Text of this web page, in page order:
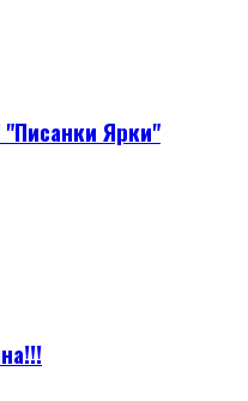
"Писанки Ярки"